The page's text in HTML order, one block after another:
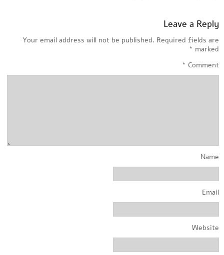
Leave a Reply
Your email address will not be published. Required fields are
marked
*
Comment
*
Name
Email
Website